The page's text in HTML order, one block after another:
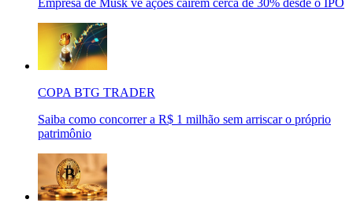
COPA BTG TRADER
Saiba como concorrer a R$ 1 milhão sem arriscar o próprio
patrimônio